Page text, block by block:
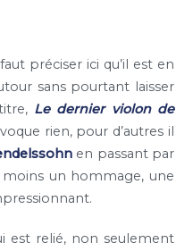
préciser ici qu’il est en
sans pourtant laisser
Le dernier violon de
rien, pour d’autres il
en passant par
moins un hommage, une
est relié, non seulement